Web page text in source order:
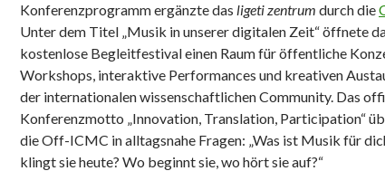
Konferenzprogramm ergänzte das ligeti zentrum durch die
Unter dem Titel „Musik in unserer digitalen Zeit“ öffnete
kostenlose Begleitfestival einen Raum für öffentliche
Workshops, interaktive Performances und kreativen
der internationalen wissenschaftlichen Community. Das
Konferenzmotto „Innovation, Translation, Participation“
die Off-ICMC in alltagsnahe Fragen: „Was ist Musik für
klingt sie heute? Wo beginnt sie, wo hört sie auf?“